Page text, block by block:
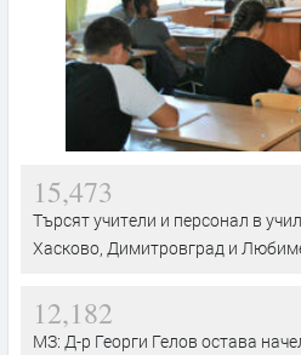
15,473
Търсят учители и персонал в
Хасково, Димитровград и
12,182
МЗ: Д-р Георги Гелов остава